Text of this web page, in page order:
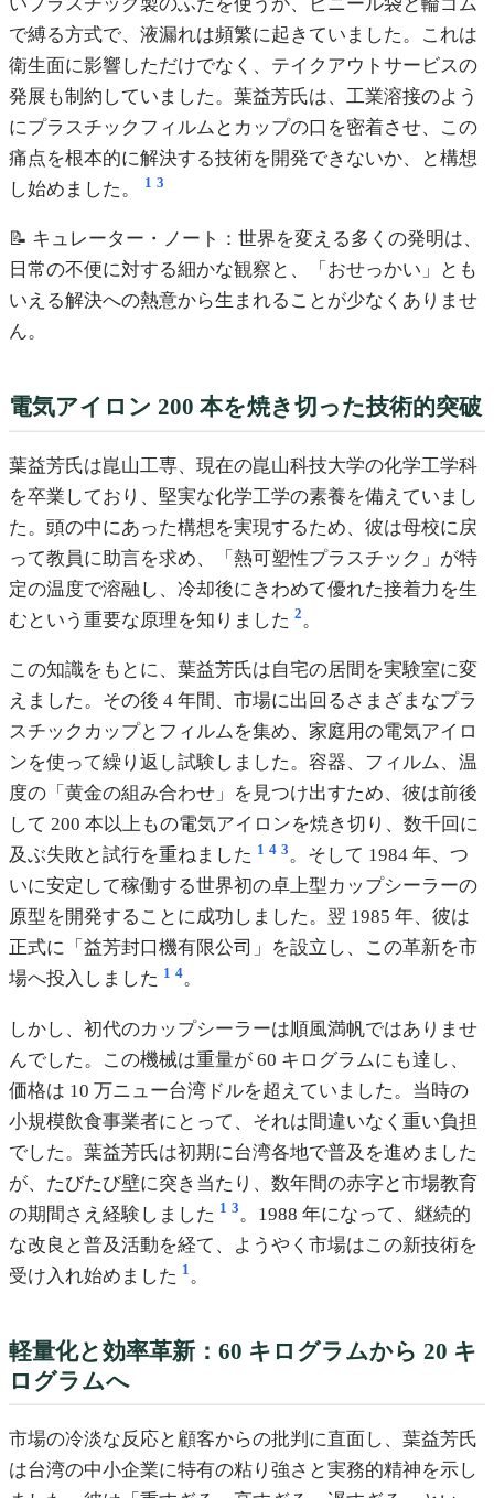
で縛る方式で、液漏れは頻繁に起きていました。これは
衛生面に影響しただけでなく、テイクアウトサービスの
発展も制約していました。葉益芳氏は、工業溶接のよう
にプラスチックフィルムとカップの口を密着させ、この
痛点を根本的に解決する技術を開発できないか、と構想
し始めました。
1 3
📝 キュレーター・ノート：世界を変える多くの発明は、
日常の不便に対する細かな観察と、「おせっかい」とも
いえる解決への熱意から生まれることが少なくありませ
ん。
電気アイロン 200 本を焼き切った技術的突破
葉益芳氏は崑山工専、現在の崑山科技大学の化学工学科
を卒業しており、堅実な化学工学の素養を備えていまし
た。頭の中にあった構想を実現するため、彼は母校に戻
って教員に助言を求め、「熱可塑性プラスチック」が特
定の温度で溶融し、冷却後にきわめて優れた接着力を生
むという重要な原理を知りました 2 。
この知識をもとに、葉益芳氏は自宅の居間を実験室に変
えました。その後 4 年間、市場に出回るさまざまなプラ
スチックカップとフィルムを集め、家庭用の電気アイロ
ンを使って繰り返し試験しました。容器、フィルム、温
度の「黄金の組み合わせ」を見つけ出すため、彼は前後
して 200 本以上もの電気アイロンを焼き切り、数千回に
及ぶ失敗と試行を重ねました 1 4 3。そして 1984 年、つ
いに安定して稼働する世界初の卓上型カップシーラーの
原型を開発することに成功しました。翌 1985 年、彼は
正式に「益芳封口機有限公司」を設立し、この革新を市
場へ投入しました 1 4。
しかし、初代のカップシーラーは順風満帆ではありませ
んでした。この機械は重量が 60 キログラムにも達し、
価格は 10 万ニュー台湾ドルを超えていました。当時の
小規模飲食事業者にとって、それは間違いなく重い負担
でした。葉益芳氏は初期に台湾各地で普及を進めました
が、たびたび壁に突き当たり、数年間の赤字と市場教育
の期間さえ経験しました 1 3。1988 年になって、継続的
な改良と普及活動を経て、ようやく市場はこの新技術を
受け入れ始めました 1。
軽量化と効率革新：60 キログラムから 20 キ
ログラムへ
市場の冷淡な反応と顧客からの批判に直面し、葉益芳氏
は台湾の中小企業に特有の粘り強さと実務的精神を示し